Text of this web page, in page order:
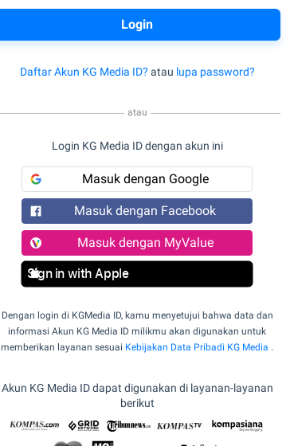
Daftar Akun KG Media ID? atau lupa password?
atau
Login KG Media ID dengan akun ini
Masuk dengan Google
Masuk dengan Facebook
Masuk dengan MyValue
Sign in with Apple
Dengan login di KGMedia ID, kamu menyetujui bahwa data dan
informasi Akun KG Media ID milikmu akan digunakan untuk
memberikan layanan sesuai Kebijakan Data Pribadi KG Media .
Akun KG Media ID dapat digunakan di layanan-layanan
berikut